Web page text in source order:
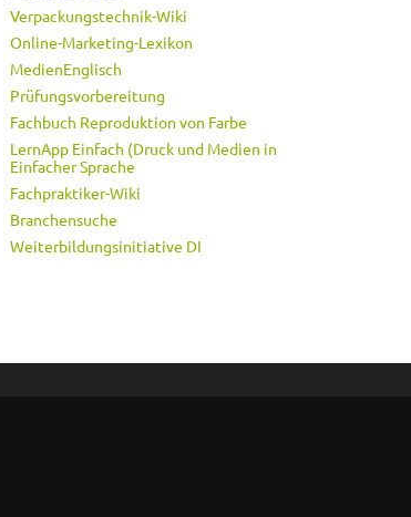
Verpackungstechnik-Wiki
Online-Marketing-Lexikon
MedienEnglisch
Prüfungsvorbereitung
Fachbuch Reproduktion von Farbe
LernApp Einfach (Druck und Medien in
Einfacher Sprache
Fachpraktiker-Wiki
Branchensuche
Weiterbildungsinitiative DI